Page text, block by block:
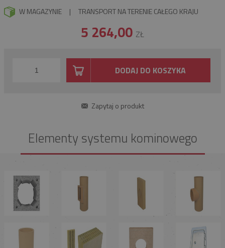
W MAGAZYNIE | TRANSPORT NA TERENIE CAŁEGO KRAJU
5 264,00 ZŁ
DODAJ DO KOSZYKA
Zapytaj o produkt
Elementy systemu kominowego